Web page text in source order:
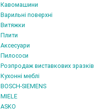
Кавомашини
Варильні поверхні
Витяжки
Плити
Аксесуари
Пилососи
Розпродаж виставкових зразків
Кухонні меблі
BOSCH-SIEMENS
MIELE
ASKO